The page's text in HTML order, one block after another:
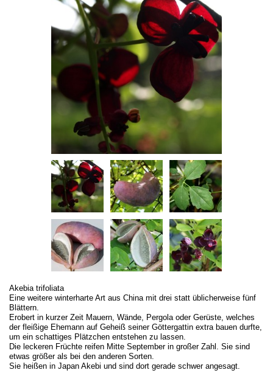
Akebia trifoliata
Eine weitere winterharte Art aus China mit drei statt üblicherweise fünf
Blättern.
Erobert in kurzer Zeit Mauern, Wände, Pergola oder Gerüste, welches
der fleißige Ehemann auf Geheiß seiner Göttergattin extra bauen durfte,
um ein schattiges Plätzchen entstehen zu lassen.
Die leckeren Früchte reifen Mitte September in großer Zahl. Sie sind
etwas größer als bei den anderen Sorten.
Sie heißen in Japan Akebi und sind dort gerade schwer angesagt.